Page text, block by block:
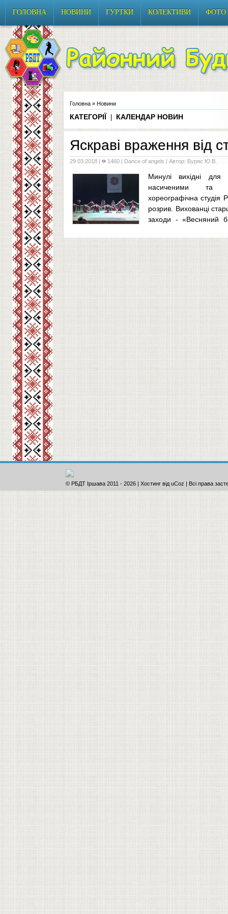
ГОЛОВНА НОВИНИ ГУРТКИ КОЛЕКТИВИ ФОТО
Головна » Новини
КАТЕГОРІЇ КАЛЕНДАР НОВИН
Яскраві враження від
29.03.2018 | 1460 | Dance of angels | Автор: Буряс Ю.В.
Минулі вихідні для
насиченими та
хореографічна студія
розрив. Вихованці
заходи - «Весняний
© РБДТ Іршава 2011 - 2026 | Хостинг від uCoz | Всі права